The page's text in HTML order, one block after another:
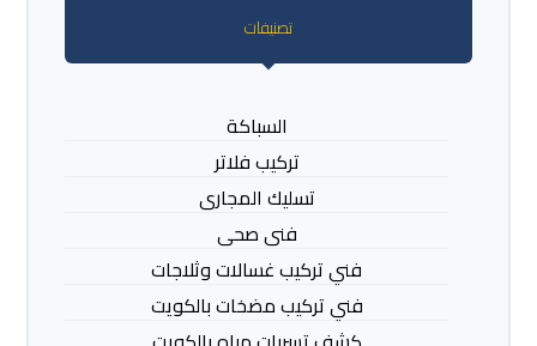
تصنيفات
السباكة
تركيب فلاتر
تسليك المجارى
فنى صحى
فني تركيب غسالات وثلاجات
فني تركيب مضخات بالكويت